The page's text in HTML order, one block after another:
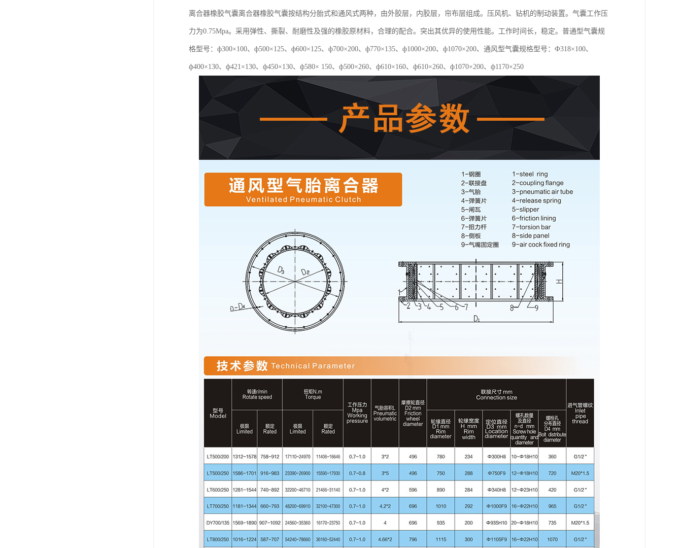
离合器橡胶气囊离合器橡胶气囊按结构分胎式和通风式两种，由外胶层，内胶层，帘布层组成。压风机、钻机的制动装置。气囊工作压
力为0.75Mpa。采用弹性、撕裂、耐磨性及强的橡胶原材料，合理的配合。突出其优异的使用性能。工作时间长，稳定。普通型气囊规
格型号：ф300×100、ф500×125、ф600×125、ф700×200、ф770×135、ф1000×200、ф1070×200、通风型气囊规格型号：Ф318×100、
ф400×130、ф421×130、ф450×130、ф580× 150、ф500×260、ф610×160、ф610×260、ф1070×200、ф1170×250